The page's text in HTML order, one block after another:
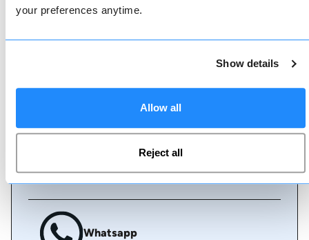
your preferences anytime.
Show details
Allow all
Reject all
Whatsapp